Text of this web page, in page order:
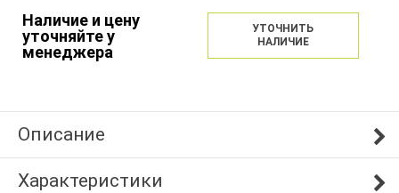
Наличие и цену
уточняйте у
менеджера
УТОЧНИТЬ
НАЛИЧИЕ
Описание
Характеристики